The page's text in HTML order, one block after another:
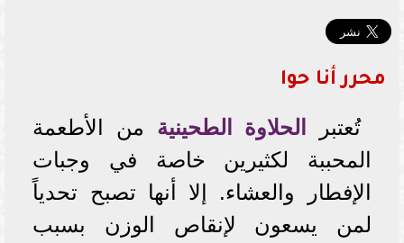
محرر أنا حوا
تُعتبر الحلاوة الطحينية من الأطعمة
المحببة لكثيرين خاصة في وجبات
الإفطار والعشاء. إلا أنها تصبح تحدياً
لمن يسعون لإنقاص الوزن بسبب